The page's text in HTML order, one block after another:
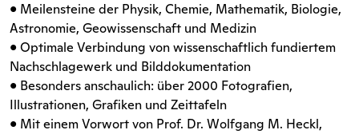
• Meilensteine der Physik, Chemie, Mathematik, Biologie,
Astronomie, Geowissenschaft und Medizin
• Optimale Verbindung von wissenschaftlich fundiertem
Nachschlagewerk und Bilddokumentation
• Besonders anschaulich: über 2000 Fotografien,
Illustrationen, Grafiken und Zeittafeln
• Mit einem Vorwort von Prof. Dr. Wolfgang M. Heckl,